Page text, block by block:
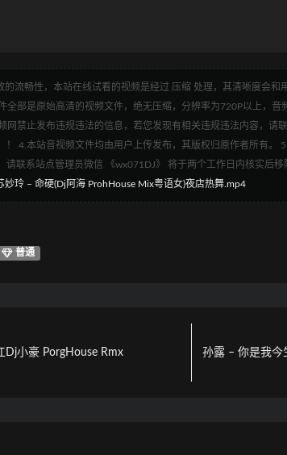
的流畅性，本站在线试看的视频是经过 压缩 处理，其清晰度会
全部是原始高清的视频文件，绝无压缩，分辨率为720P以上，
网禁止发布违规违法的信息，若您发现有相关违规违法内容，请
！ 4.本站音视频文件均由用户上传发布，其版权归原作者所有。
请联系站点管理员微信 《wx071DJ》 将于两个工作日内核实后移
妙玲 – 命硬(Dj阿海 ProhHouse Mix粤语女)夜店热舞.mp4
普通
Dj小豪 PorgHouse Rmx
孙露 – 你是我今